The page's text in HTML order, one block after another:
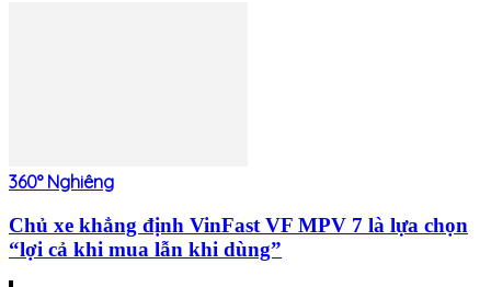
360° Nghiêng
Chủ xe khẳng định VinFast VF MPV 7 là lựa chọn
“lợi cả khi mua lẫn khi dùng”